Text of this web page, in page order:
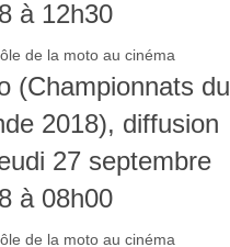
à 12h30
(Championnats du
2018), diffusion
27 septembre
à 08h00